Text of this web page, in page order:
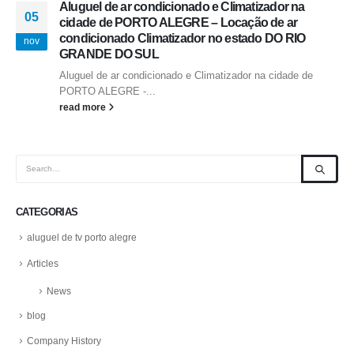
05
nov
Aluguel de ar condicionado e Climatizador na
cidade de PORTO ALEGRE – Locação de ar
condicionado Climatizador no estado DO RIO
GRANDE DO SUL
Aluguel de ar condicionado e Climatizador na cidade de
PORTO ALEGRE -...
read more
CATEGORIAS
aluguel de tv porto alegre
Articles
News
blog
Company History